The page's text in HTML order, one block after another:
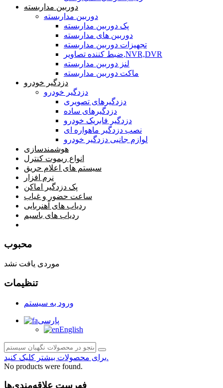
دوربین مداربسته
دوربین مداربسته
پک دوربین مداربسته
دوربین های مداربسته
تجهیزات دوربین مداربسته
ضبط کننده تصاویر,NVR,DVR
لنز دوربین مداربسته
ماکت دوربین مداربسته
دزدگیر خودرو
دزدگیر خودرو
دزدگیرهای تصویری
دزدگیرهای ساده
دزدگیر فابریک خودرو
نصب دزدگیر ماهواره ای
لوازم جانبی دزدگیر خودرو
هوشمندسازی
انواع ریموت کنترل
سیستم های اعلام حریق
نرم افزار
پک دزدگیر اماکن
ساعت حضور و غیاب
ردیاب های آهنربایی
ردیاب های باسیم
محبوب
موردی یافت نشد
تنظیمات
ورود به سیستم
پارسی
English
برای محصولات بیشتر کلیک کنید.
No products were found.
فهرست علاقه‌مندی‌ها